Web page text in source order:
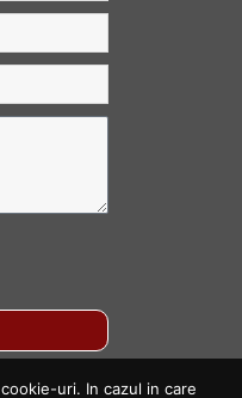
uri. In cazul in care